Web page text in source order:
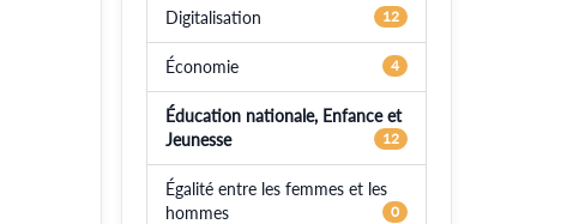
Digitalisation 12
Économie 4
Éducation nationale, Enfance et
Jeunesse
12
Égalité entre les femmes et les
hommes
0